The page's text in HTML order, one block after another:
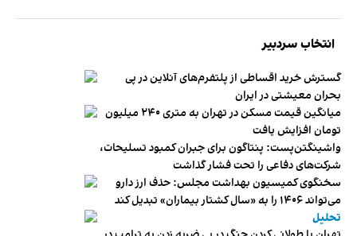
انتخاب سردبیر
گسترش خرید اقساطی از پلتفرم‌های آنلاین در پی
بحران معیشتی در ایران
میانگین قیمت مسکن در تهران به متری ۲۴۰ میلیون
تومان افزایش یافت
واشینگتن‌پست: پنتاگون برای جبران کمبود تسلیحات،
شرکت‌های دفاعی را تحت فشار گذاشت
سخنگوی کمیسیون بهداشت مجلس: حذف ارز دارو
می‌تواند ۱۴۰۶ را به «سال کشتار بیماران» تبدیل کند
تحلیل